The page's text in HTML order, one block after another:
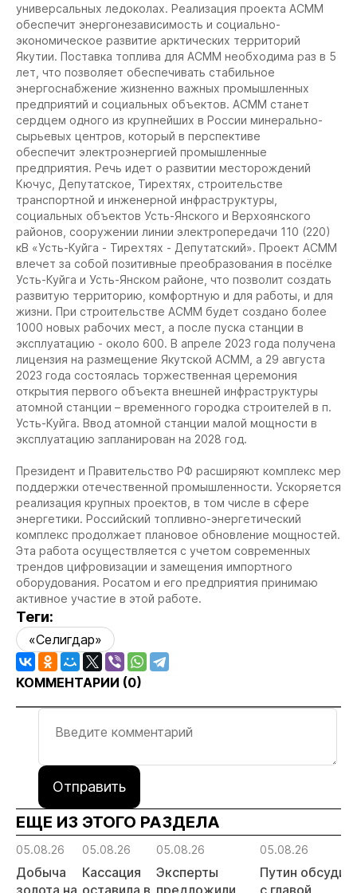
универсальных ледоколах. Реализация проекта АСММ
обеспечит энергонезависимость и социально-
экономическое развитие арктических территорий
Якутии. Поставка топлива для АСММ необходима раз в 5
лет, что позволяет обеспечивать стабильное
энергоснабжение жизненно важных промышленных
предприятий и социальных объектов. АСММ станет
сердцем одного из крупнейших в России минерально-
сырьевых центров, который в перспективе
обеспечит электроэнергией промышленные
предприятия. Речь идет о развитии месторождений
Кючус, Депутатское, Тирехтях, строительстве
транспортной и инженерной инфраструктуры,
социальных объектов Усть-Янского и Верхоянского
районов, сооружении линии электропередачи 110 (220)
кВ «Усть-Куйга - Тирехтях - Депутатский». Проект АСММ
влечет за собой позитивные преобразования в посёлке
Усть-Куйга и Усть-Янском районе, что позволит создать
развитую территорию, комфортную и для работы, и для
жизни. При строительстве АСММ будет создано более
1000 новых рабочих мест, а после пуска станции в
эксплуатацию - около 600. В апреле 2023 года получена
лицензия на размещение Якутской АСММ, а 29 августа
2023 года состоялась торжественная церемония
открытия первого объекта внешней инфраструктуры
атомной станции – временного городка строителей в п.
Усть-Куйга. Ввод атомной станции малой мощности в
эксплуатацию запланирован на 2028 год.
Президент и Правительство РФ расширяют комплекс мер
поддержки отечественной промышленности. Ускоряется
реализация крупных проектов, в том числе в сфере
энергетики. Российский топливно-энергетический
комплекс продолжает плановое обновление мощностей.
Эта работа осуществляется с учетом современных
трендов цифровизации и замещения импортного
оборудования. Росатом и его предприятия принимаю
активное участие в этой работе.
Теги:
«Селигдар»
КОММЕНТАРИИ (0)
Отправить
ЕЩЕ ИЗ ЭТОГО РАЗДЕЛА
05.08.26
Добыча
золота на
05.08.26
Кассация
оставила в
05.08.26
Эксперты
предложили
05.08.26
Путин обсудил
с главой